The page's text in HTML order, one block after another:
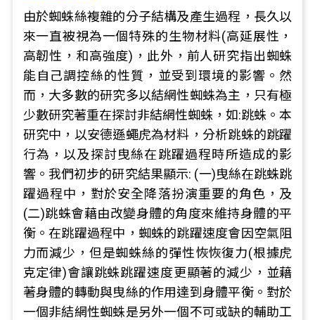
由於蜘蛛絲複雜的分子結構及產生過程，長久以
來一直被視為一個特殊的生物材料(高延展性，
高韌性，和高強度)，此外，前人研究指出蜘蛛
能自己調控絲的性質，並受到環境的影響。然
而，大多數的研究多以結網性蜘蛛為主，只有極
少數研究著重在探討非結網性蜘蛛，如:跳蛛。本
研究中，以安德遜蠅虎為材料，分析跳蛛的跳躍
行為，以及探討曳絲在跳躍過程時所造成的影
響。我們初步的研究結果顯示: (一)曳絲在跳蛛跳
躍過程中，對於安全降落扮演重要的角色，及
(二)跳蛛會藉由改變身體的角度來維持身體的平
衡。在跳躍過程中，蜘蛛的跳躍速度會因空氣阻
力而減少，但是蜘蛛絲的彈性恢恢復力(根據虎
克定律)會讓跳蛛跳躍速度更顯著的減少，並藉
著身體的轉動與曳絲的作用達到身體平衡。對於
一個非結網性蜘蛛是另外一個不可或缺的輔助工